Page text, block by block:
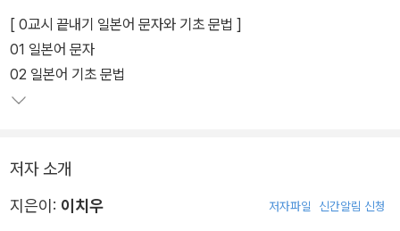
[ 0교시 끝내기 일본어 문자와 기초 문법 ]
01 일본어 문자
02 일본어 기초 문법
저자 소개
지은이: 이치우 저자파일 신간알림 신청